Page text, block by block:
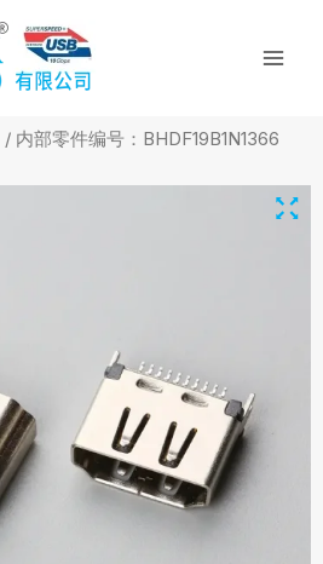
/ 内部零件编号：BHDF19B1N1366